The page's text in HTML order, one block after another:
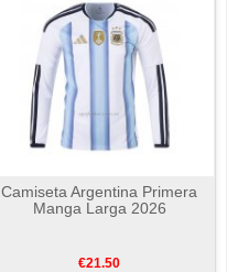
Camiseta Argentina Primera
Manga Larga 2026
€21.50